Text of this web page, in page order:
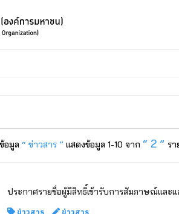
อมูล “ ข่าวสาร ” แสดงข้อมูล 1-10 จาก “ 2 ” รา
ประกาศรายชื่อผู้มีสิทธิ์เข้ารับการสัมภาษณ์และ
ข่าวสาร ข่าวสาร